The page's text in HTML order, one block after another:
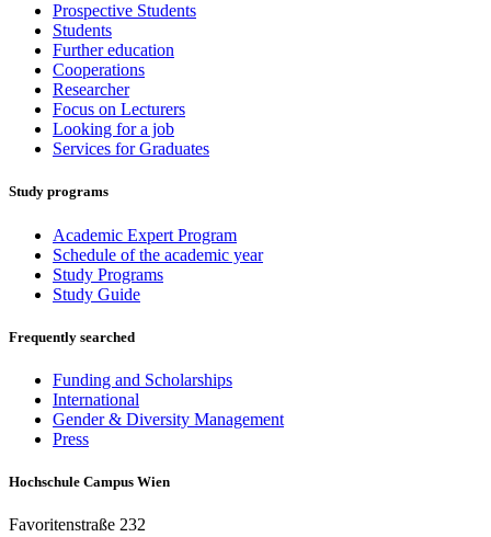
Prospective Students
Students
Further education
Cooperations
Researcher
Focus on Lecturers
Looking for a job
Services for Graduates
Study programs
Academic Expert Program
Schedule of the academic year
Study Programs
Study Guide
Frequently searched
Funding and Scholarships
International
Gender & Diversity Management
Press
Hochschule Campus Wien
Favoritenstraße 232